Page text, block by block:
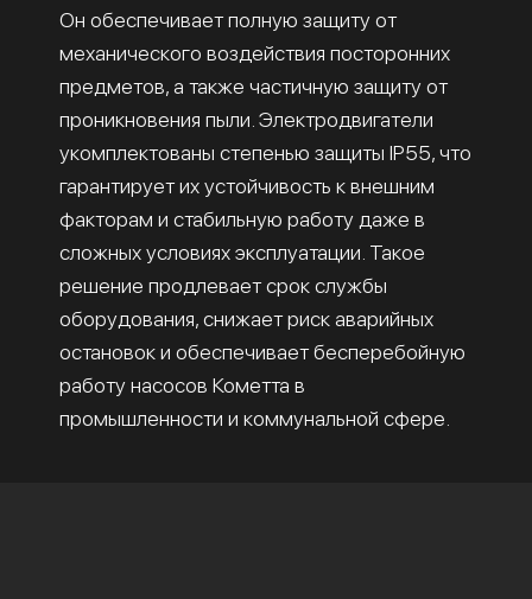
Он обеспечивает полную защиту от
механического воздействия посторонних
предметов, а также частичную защиту от
проникновения пыли. Электродвигатели
укомплектованы степенью защиты IP55, что
гарантирует их устойчивость к внешним
факторам и стабильную работу даже в
сложных условиях эксплуатации. Такое
решение продлевает срок службы
оборудования, снижает риск аварийных
остановок и обеспечивает бесперебойную
работу насосов Кометта в
промышленности и коммунальной сфере.